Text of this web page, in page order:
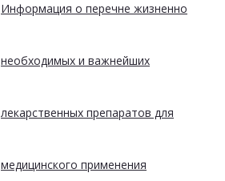
Информация о перечне жизненно
необходимых и важнейших
лекарственных препаратов для
медицинского применения